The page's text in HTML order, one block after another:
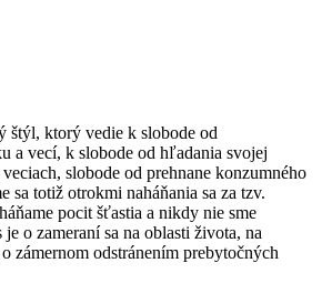
štýl, ktorý vedie k slobode od
a vecí, k slobode od hľadania svojej
slobode od prehnane konzumného
sa totiž otrokmi naháňania sa za tzv.
pocit šťastia a nikdy nie sme
o zameraní sa na oblasti života, na
zámernom odstránením prebytočných